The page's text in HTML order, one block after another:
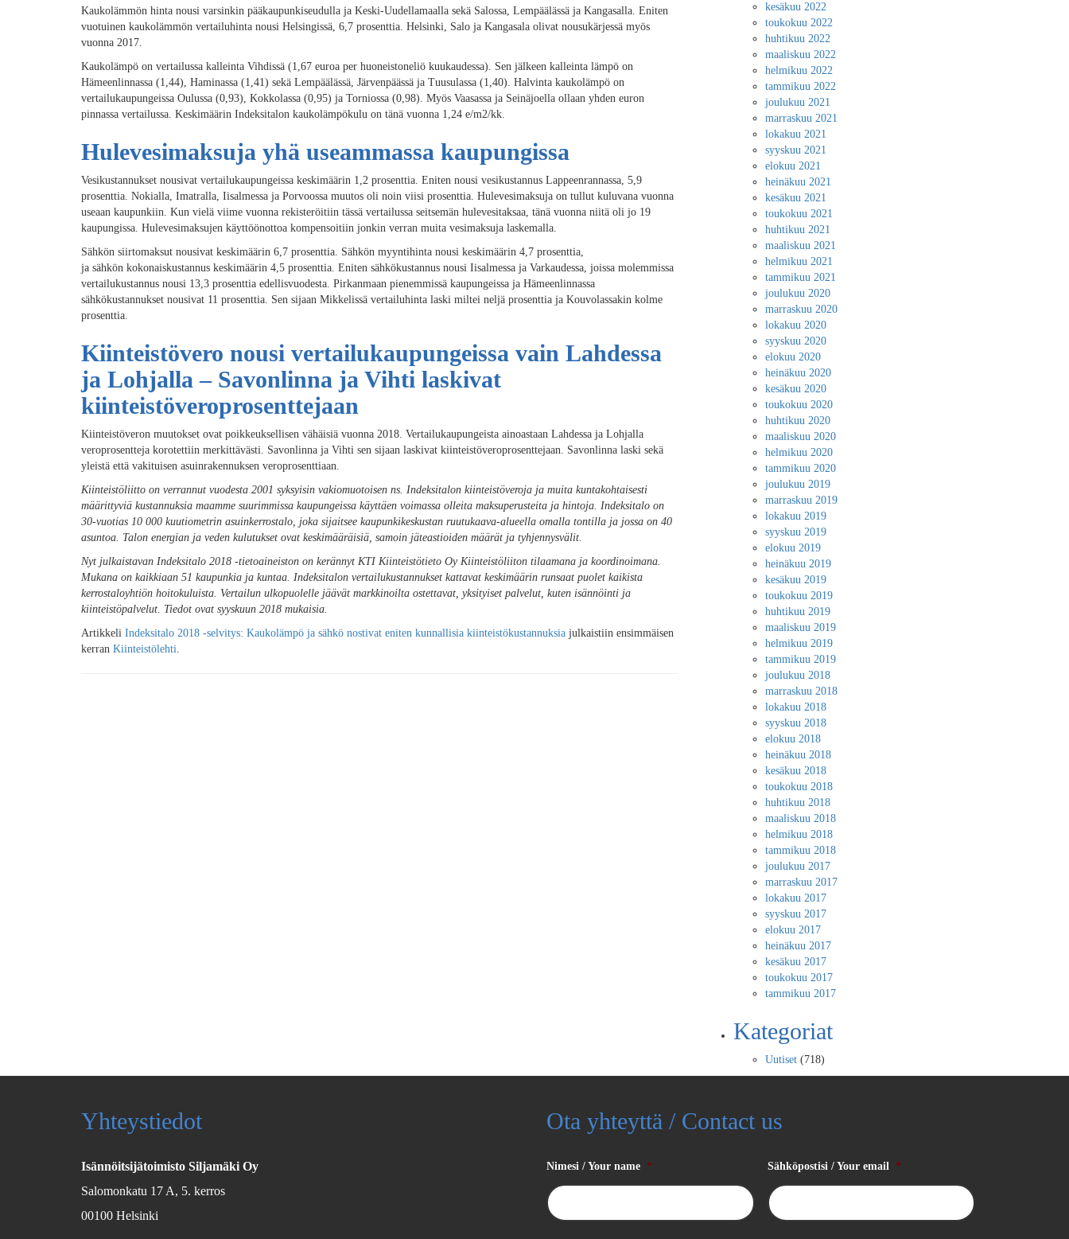
Kaukolämmön hinta nousi varsinkin pääkaupunkiseudulla ja Keski-Uudellamaalla sekä Salossa, Lempäälässä ja Kangasalla. Eniten
vuotuinen kaukolämmön vertailuhinta nousi Helsingissä, 6,7 prosenttia. Helsinki, Salo ja Kangasala olivat nousukärjessä myös
vuonna 2017.
Kaukolämpö on vertailussa kalleinta Vihdissä (1,67 euroa per huoneistoneliö kuukaudessa). Sen jälkeen kalleinta lämpö on
Hämeenlinnassa (1,44), Haminassa (1,41) sekä Lempäälässä, Järvenpäässä ja Tuusulassa (1,40). Halvinta kaukolämpö on
vertailukaupungeissa Oulussa (0,93), Kokkolassa (0,95) ja Torniossa (0,98). Myös Vaasassa ja Seinäjoella ollaan yhden euron
pinnassa vertailussa. Keskimäärin Indeksitalon kaukolämpökulu on tänä vuonna 1,24 e/m2/kk.
Hulevesimaksuja yhä useammassa kaupungissa
Vesikustannukset nousivat vertailukaupungeissa keskimäärin 1,2 prosenttia. Eniten nousi vesikustannus Lappeenrannassa, 5,9
prosenttia. Nokialla, Imatralla, Iisalmessa ja Porvoossa muutos oli noin viisi prosenttia. Hulevesimaksuja on tullut kuluvana vuonna
useaan kaupunkiin. Kun vielä viime vuonna rekisteröitiin tässä vertailussa seitsemän hulevesitaksaa, tänä vuonna niitä oli jo 19
kaupungissa. Hulevesimaksujen käyttöönottoa kompensoitiin jonkin verran muita vesimaksuja laskemalla.
Sähkön siirtomaksut nousivat keskimäärin 6,7 prosenttia. Sähkön myyntihinta nousi keskimäärin 4,7 prosenttia,
ja sähkön kokonaiskustannus keskimäärin 4,5 prosenttia. Eniten sähkökustannus nousi Iisalmessa ja Varkaudessa, joissa molemmissa
vertailukustannus nousi 13,3 prosenttia edellisvuodesta. Pirkanmaan pienemmissä kaupungeissa ja Hämeenlinnassa
sähkökustannukset nousivat 11 prosenttia. Sen sijaan Mikkelissä vertailuhinta laski miltei neljä prosenttia ja Kouvolassakin kolme
prosenttia.
Kiinteistövero nousi vertailukaupungeissa vain Lahdessa
ja Lohjalla – Savonlinna ja Vihti laskivat
kiinteistöveroprosenttejaan
Kiinteistöveron muutokset ovat poikkeuksellisen vähäisiä vuonna 2018. Vertailukaupungeista ainoastaan Lahdessa ja Lohjalla
veroprosentteja korotettiin merkittävästi. Savonlinna ja Vihti sen sijaan laskivat kiinteistöveroprosenttejaan. Savonlinna laski sekä
yleistä että vakituisen asuinrakennuksen veroprosenttiaan.
Kiinteistöliitto on verrannut vuodesta 2001 syksyisin vakiomuotoisen ns. Indeksitalon kiinteistöveroja ja muita kuntakohtaisesti
määrittyviä kustannuksia maamme suurimmissa kaupungeissa käyttäen voimassa olleita maksuperusteita ja hintoja. Indeksitalo on
30-vuotias 10 000 kuutiometrin asuinkerrostalo, joka sijaitsee kaupunkikeskustan ruutukaava-alueella omalla tontilla ja jossa on 40
asuntoa. Talon energian ja veden kulutukset ovat keskimääräisiä, samoin jäteastioiden määrät ja tyhjennysvälit.
Nyt julkaistavan Indeksitalo 2018 -tietoaineiston on kerännyt KTI Kiinteistötieto Oy Kiinteistöliiton tilaamana ja koordinoimana.
Mukana on kaikkiaan 51 kaupunkia ja kuntaa. Indeksitalon vertailukustannukset kattavat keskimäärin runsaat puolet kaikista
kerrostaloyhtiön hoitokuluista. Vertailun ulkopuolelle jäävät markkinoilta ostettavat, yksityiset palvelut, kuten isännöinti ja
kiinteistöpalvelut. Tiedot ovat syyskuun 2018 mukaisia.
Artikkeli Indeksitalo 2018 -selvitys: Kaukolämpö ja sähkö nostivat eniten kunnallisia kiinteistökustannuksia julkaistiin ensimmäisen
kerran Kiinteistölehti.
kesäkuu 2022
toukokuu 2022
huhtikuu 2022
maaliskuu 2022
helmikuu 2022
tammikuu 2022
joulukuu 2021
marraskuu 2021
lokakuu 2021
syyskuu 2021
elokuu 2021
heinäkuu 2021
kesäkuu 2021
toukokuu 2021
huhtikuu 2021
maaliskuu 2021
helmikuu 2021
tammikuu 2021
joulukuu 2020
marraskuu 2020
lokakuu 2020
syyskuu 2020
elokuu 2020
heinäkuu 2020
kesäkuu 2020
toukokuu 2020
huhtikuu 2020
maaliskuu 2020
helmikuu 2020
tammikuu 2020
joulukuu 2019
marraskuu 2019
lokakuu 2019
syyskuu 2019
elokuu 2019
heinäkuu 2019
kesäkuu 2019
toukokuu 2019
huhtikuu 2019
maaliskuu 2019
helmikuu 2019
tammikuu 2019
joulukuu 2018
marraskuu 2018
lokakuu 2018
syyskuu 2018
elokuu 2018
heinäkuu 2018
kesäkuu 2018
toukokuu 2018
huhtikuu 2018
maaliskuu 2018
helmikuu 2018
tammikuu 2018
joulukuu 2017
marraskuu 2017
lokakuu 2017
syyskuu 2017
elokuu 2017
heinäkuu 2017
kesäkuu 2017
toukokuu 2017
tammikuu 2017
Kategoriat
Uutiset (718)
Yhteystiedot
Isännöitsijätoimisto Siljamäki Oy
Salomonkatu 17 A, 5. kerros
00100 Helsinki
Ota yhteyttä / Contact us
Nimesi / Your name * Sähköpostisi / Your email *